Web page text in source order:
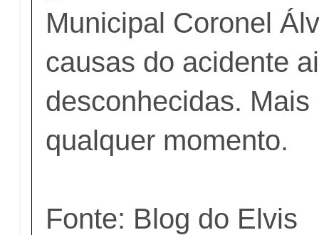
Municipal Coronel
causas do acidente
desconhecidas.
qualquer momento.
Fonte: Blog do Elvis